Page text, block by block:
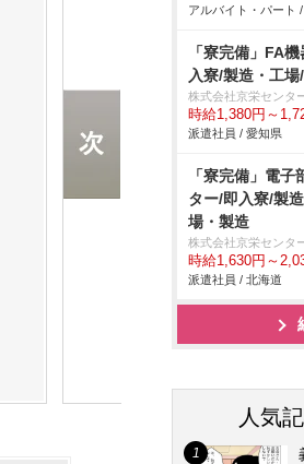
アルバイト・パート
「寮完備」FA
入寮/製造・工
株式会社京栄センタ
時給1,380円～
派遣社員 / 愛知県
「寮完備」電
ター/即入寮/製
場・製造
株式会社京栄センタ
時給1,630円～
派遣社員 / 北海道
人気